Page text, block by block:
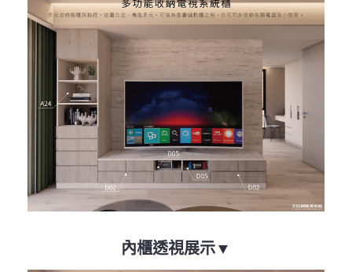
內櫃透視展示▼